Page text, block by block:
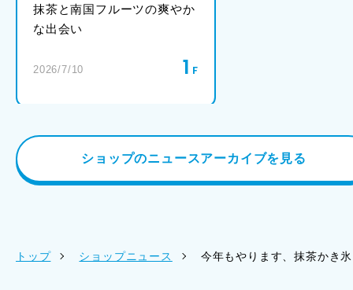
抹茶と南国フルーツの爽やか
な出会い
2026/7/10 1
ショップのニュースアーカイブを見る
トップ ショップニュース 今年もやります、抹茶かき